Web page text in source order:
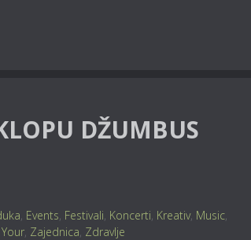
DŽUMBUS
, Events, Festivali, Koncerti, Kreativ, Music,
Your, Zajednica, Zdravlje